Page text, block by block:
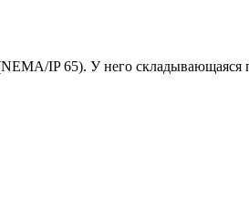
IP 65). У него складывающаяся